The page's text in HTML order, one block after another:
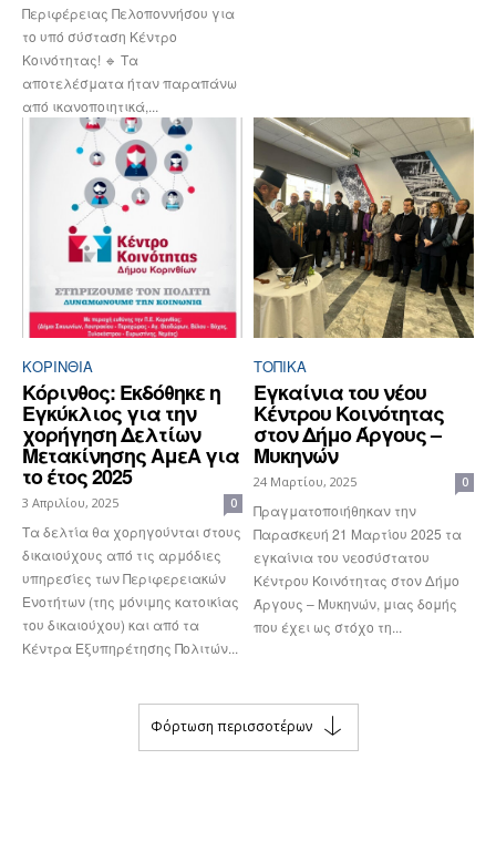
Περιφέρειας Πελοποννήσου για
το υπό σύσταση Κέντρο
Κοινότητας! 🔹 Τα
αποτελέσματα ήταν παραπάνω
από ικανοποιητικά,...
ΚΟΡΙΝΘΊΑ
Κόρινθος: Εκδόθηκε η
Εγκύκλιος για την
χορήγηση Δελτίων
Μετακίνησης ΑμεΑ για
το έτος 2025
3 Απριλίου, 2025 0
Τα δελτία θα χορηγούνται στους
δικαιούχους από τις αρμόδιες
υπηρεσίες των Περιφερειακών
Ενοτήτων (της μόνιμης κατοικίας
του δικαιούχου) και από τα
Κέντρα Εξυπηρέτησης Πολιτών...
ΤΟΠΙΚΑ
Εγκαίνια του νέου
Κέντρου Κοινότητας
στον Δήμο Άργους –
Μυκηνών
24 Μαρτίου, 2025 0
Πραγματοποιήθηκαν την
Παρασκευή 21 Μαρτίου 2025 τα
εγκαίνια του νεοσύστατου
Κέντρου Κοινότητας στον Δήμο
Άργους – Μυκηνών, μιας δομής
που έχει ως στόχο τη...
Φόρτωση περισσοτέρων